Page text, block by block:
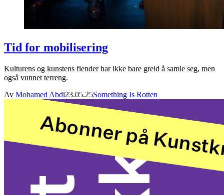
Tid for mobilisering
Kulturens og kunstens fiender har ikke bare greid å samle seg, men
også vunnet terreng.
Av Mohamed Abdi23.05.25Something Is Rotten